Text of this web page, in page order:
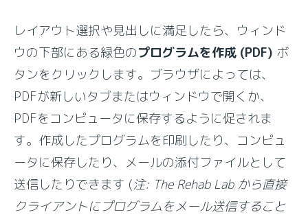
レイアウト選択や見出しに満足したら、ウィンド
ウの下部にある緑色のプログラムを作成 (PDF) ボ
タンをクリックします。ブラウザによっては、
PDFが新しいタブまたはウィンドウで開くか、
PDFをコンピュータに保存するように促されま
す。作成したプログラムを印刷したり、コンピュ
ータに保存したり、メールの添付ファイルとして
送信したりできます (注: The Rehab Lab から直接
クライアントにプログラムをメール送信すること